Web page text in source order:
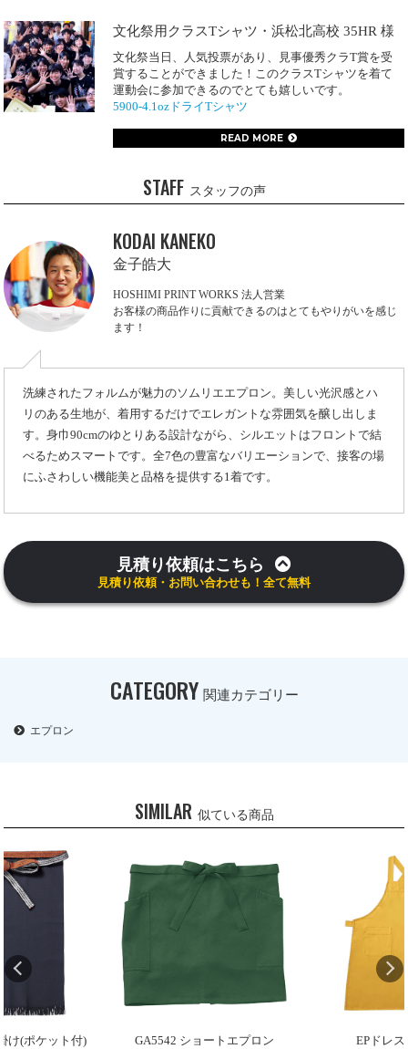
文化祭用クラスTシャツ・浜松北高校 35HR 様
文化祭当日、人気投票があり、見事優秀クラT賞を受
賞することができました！このクラスTシャツを着て
運動会に参加できるのでとても嬉しいです。
5900-4.1ozドライTシャツ
READ MORE
STAFF スタッフの声
KODAI KANEKO
金子皓大
HOSHIMI PRINT WORKS 法人営業
お客様の商品作りに貢献できるのはとてもやりがいを感じ
ます！
洗練されたフォルムが魅力のソムリエエプロン。美しい光沢感とハ
リのある生地が、着用するだけでエレガントな雰囲気を醸し出しま
す。身巾90cmのゆとりある設計ながら、シルエットはフロントで結
べるためスマートです。全7色の豊富なバリエーションで、接客の場
にふさわしい機能美と品格を提供する1着です。
見積り依頼はこちら
見積り依頼・お問い合わせも！全て無料
CATEGORY 関連カテゴリー
エプロン
SIMILAR 似ている商品
け(ポケット付)
GA5542 ショートエプロン
EPドレ